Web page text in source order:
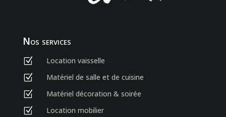
Nos services
Z Location vaisselle
Z Matériel de salle et de cuisine
Z Matériel décoration & soirée
Z Location mobilier